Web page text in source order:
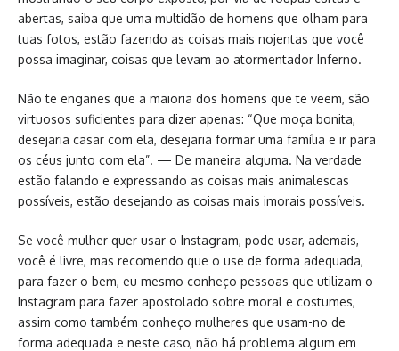
abertas, saiba que uma multidão de homens que olham para
tuas fotos, estão fazendo as coisas mais nojentas que você
possa imaginar, coisas que levam ao atormentador Inferno.
Não te enganes que a maioria dos homens que te veem, são
virtuosos suficientes para dizer apenas: “Que moça bonita,
desejaria casar com ela, desejaria formar uma família e ir para
os céus junto com ela”. — De maneira alguma. Na verdade
estão falando e expressando as coisas mais animalescas
possíveis, estão desejando as coisas mais imorais possíveis.
Se você mulher quer usar o Instagram, pode usar, ademais,
você é livre, mas recomendo que o use de forma adequada,
para fazer o bem, eu mesmo conheço pessoas que utilizam o
Instagram para fazer apostolado sobre moral e costumes,
assim como também conheço mulheres que usam-no de
forma adequada e neste caso, não há problema algum em